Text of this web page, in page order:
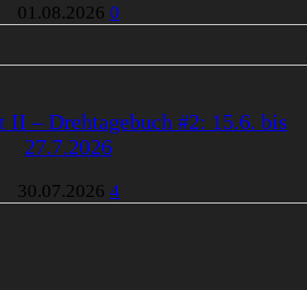
01.08.2026 0
II – Drehtagebuch #2: 15.6. bis
27.7.2026
30.07.2026 4